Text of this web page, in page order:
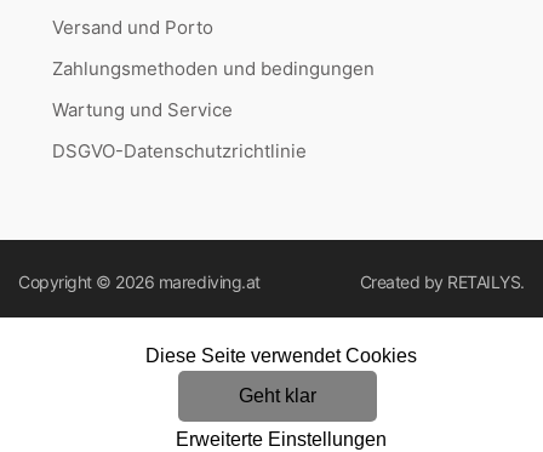
Versand und Porto
Zahlungsmethoden und bedingungen
Wartung und Service
DSGVO-Datenschutzrichtlinie
Copyright © 2026 marediving.at Created by RETAILYS.
Diese Seite verwendet Cookies
Geht klar
Erweiterte Einstellungen